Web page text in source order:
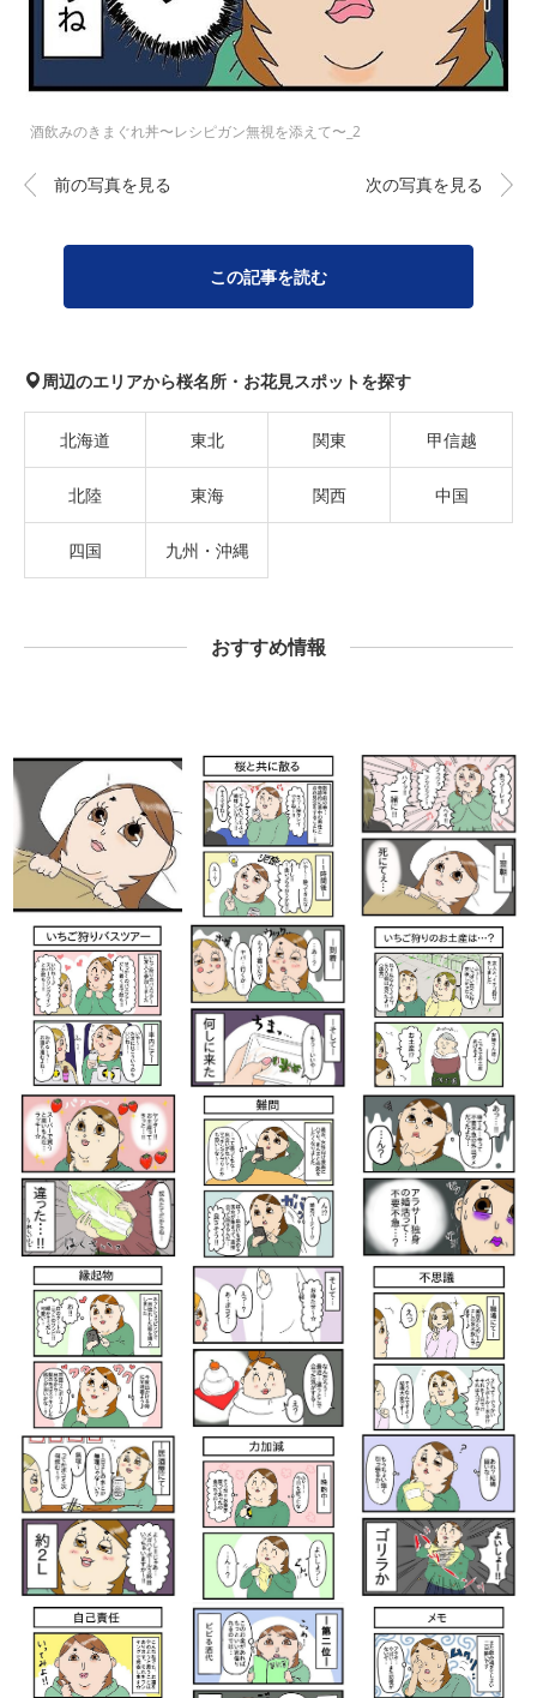
酒飲みのきまぐれ丼〜レシピガン無視を添えて〜_2
前の写真を見る 次の写真を見る
この記事を読む
周辺のエリアから桜名所・お花見スポットを探す
北海道 東北 関東 甲信越
北陸 東海 関西 中国
四国 九州・沖縄
おすすめ情報